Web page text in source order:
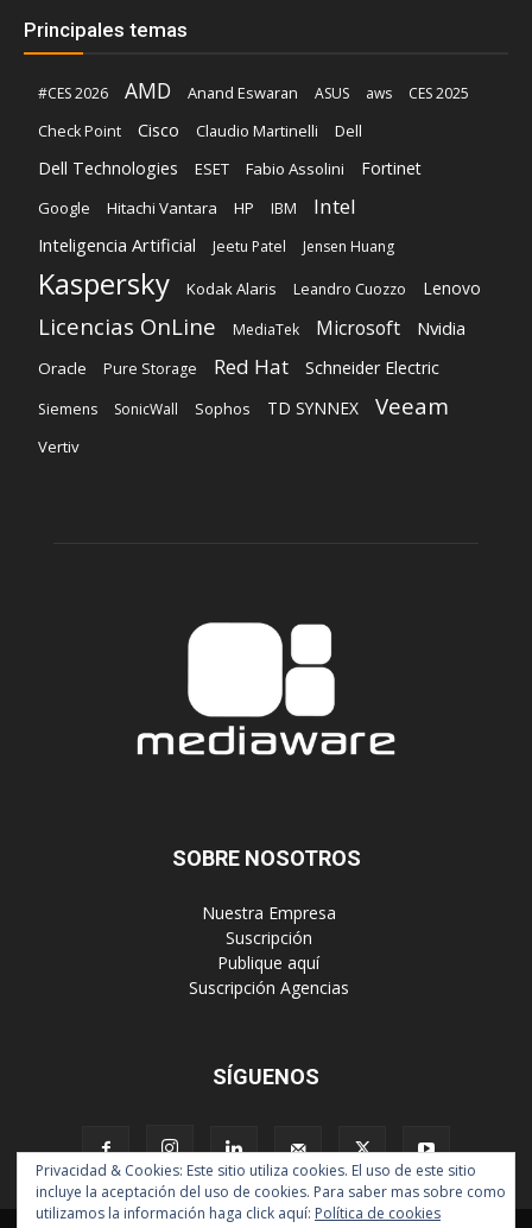
Principales temas
#CES 2026 AMD Anand Eswaran ASUS aws
CES 2025
Check Point
Cisco Claudio Martinelli Dell
Dell Technologies ESET Fabio Assolini Fortinet
Google Hitachi Vantara HP IBM Intel
Inteligencia Artificial Jeetu Patel Jensen Huang
Kaspersky Kodak Alaris Leandro Cuozzo Lenovo
Licencias OnLine MediaTek Microsoft Nvidia
Oracle Pure Storage Red Hat Schneider Electric
Siemens SonicWall Sophos TD SYNNEX Veeam
Vertiv
SOBRE NOSOTROS
‎ Nuestra Empresa
‎ Suscripción
‎ Publique aquí
‎ Suscripción Agencias
SÍGUENOS
Privacidad & Cookies: Este sitio utiliza cookies. El uso de este sitio
incluye la aceptación del uso de cookies. Para saber mas sobre como
utilizamos la información haga click aquí: Política de cookies